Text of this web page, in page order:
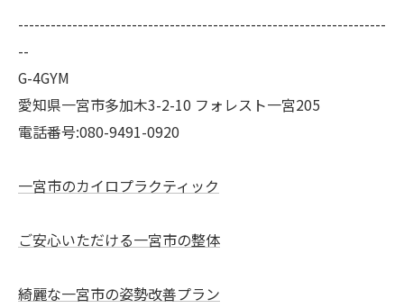
--------------------------------------------------------------------
--
G-4GYM
愛知県一宮市多加木3-2-10 フォレスト一宮205
電話番号:080-9491-0920
一宮市のカイロプラクティック
ご安心いただける一宮市の整体
綺麗な一宮市の姿勢改善プラン